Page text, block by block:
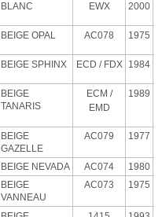
BLANC EWX 2000
BEIGE OPAL AC078 1975
BEIGE SPHINX ECD / FDX 1984
BEIGE
TANARIS
ECM /
EMD
1989
BEIGE
GAZELLE
AC079 1977
BEIGE NEVADA AC074
1980
BEIGE
VANNEAU
AC073 1975